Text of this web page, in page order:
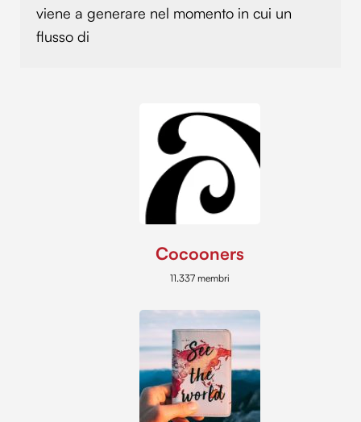
viene a generare nel momento in cui un
flusso di
Cocooners
11.337 membri